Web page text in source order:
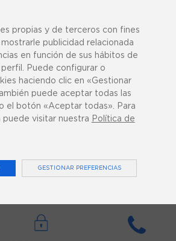
ELECTROTERAPIA
propias y de terceros con fines
publicidad relacionada
en función de sus hábitos de
Puede configurar o
haciendo clic en «Gestionar
puede aceptar todas las
el botón «Aceptar todas». Para
puede visitar nuestra Política de
GESTIONAR PREFERENCIAS